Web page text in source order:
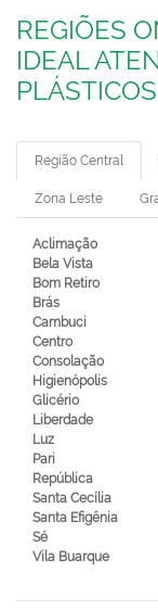
REGIÕES
IDEAL
Região Central
Zona Leste
Aclimação
Bela Vista
Bom Retiro
Brás
Cambuci
Centro
Consolação
Higienópolis
Glicério
Liberdade
Luz
Pari
República
Santa Cecília
Santa Efigênia
Sé
Vila Buarque